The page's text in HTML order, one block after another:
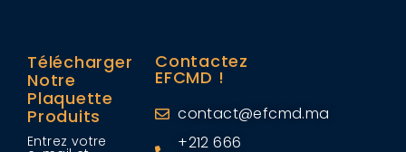
Télécharger
Notre
Plaquette
Produits
Entrez votre
Contactez
EFCMD !
contact@efcmd.ma
+212 666